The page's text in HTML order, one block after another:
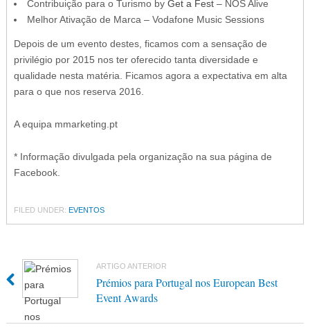
Contribuição para o Turismo by Get a Fest– NOS Alive
Melhor Ativação de Marca – Vodafone Music Sessions
Depois de um evento destes, ficamos com a sensação de
privilégio por 2015 nos ter oferecido tanta diversidade e
qualidade nesta matéria. Ficamos agora a expectativa em alta
para o que nos reserva 2016.
A equipa mmarketing.pt
* Informação divulgada pela organização na sua página de
Facebook.
FILED UNDER: EVENTOS
ARTIGO ANTERIOR
Prémios para Portugal nos European Best
Event Awards